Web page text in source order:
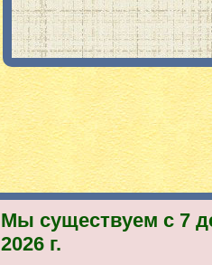
Мы существуем с 7
2026 г.